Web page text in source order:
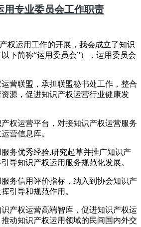
用专业委员会工作职责
运用工作的开展，我会成立了知识
下简称“运用委员会”），运用委员会
营联盟，承担联盟秘书处工作，整合
源，促进知识产权运营行业健康发
权运营平台，对接知识产权运营服务
营信息库。
务优秀经验,研究起草并推广知识产
导知识产权运用服务规范化发展。
务信用评价指标，纳入到协会知识产
引导和规范作用。
产权运营高端智库，促进知识产权运
动知识产权运用领域的民间国内外交